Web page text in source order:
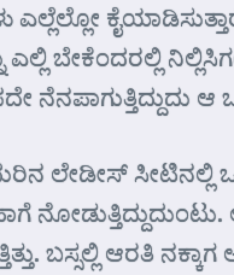
ಬೇಕೆಂದರಲ್ಲಿ
ನೆನಪಾಗುತ್ತಿದ್ದುದು ಆ
ಲೇಡೀಸ್ ಸೀಟಿನಲ್ಲಿ
ಬಸ್ಸಲ್ಲಿ ಆರತಿ